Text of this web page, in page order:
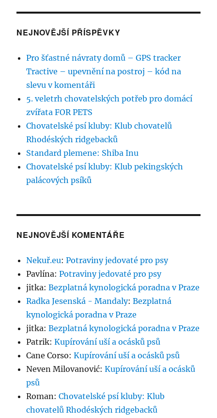
NEJNOVĚJŠÍ PŘÍSPĚVKY
Pro šťastné návraty domů – GPS tracker
Tractive – upevnění na postroj – kód na
slevu v komentáři
5. veletrh chovatelských potřeb pro domácí
zvířata FOR PETS
Chovatelské psí kluby: Klub chovatelů
Rhodéských ridgebacků
Standard plemene: Shiba Inu
Chovatelské psí kluby: Klub pekingských
palácových psíků
NEJNOVĚJŠÍ KOMENTÁŘE
Nekuř.eu:Potraviny jedovaté pro psy
Pavlína:Potraviny jedovaté pro psy
jitka:Bezplatná kynologická poradna v Praze
Radka Jesenská - Mandaly:Bezplatná
kynologická poradna v Praze
jitka:Bezplatná kynologická poradna v Praze
Patrik:Kupírování uší a ocásků psů
Cane Corso:Kupírování uší a ocásků psů
Neven Milovanović:Kupírování uší a ocásků
psů
Roman:Chovatelské psí kluby: Klub
chovatelů Rhodéských ridgebacků